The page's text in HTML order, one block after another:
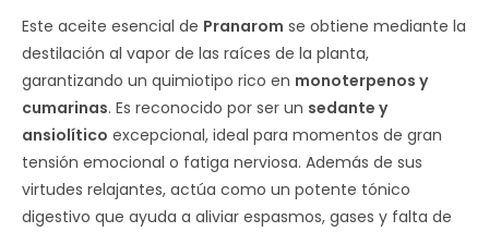
Este aceite esencial de Pranarom se obtiene mediante la
destilación al vapor de las raíces de la planta,
garantizando un quimiotipo rico en monoterpenos y
cumarinas. Es reconocido por ser un sedante y
ansiolítico excepcional, ideal para momentos de gran
tensión emocional o fatiga nerviosa. Además de sus
virtudes relajantes, actúa como un potente tónico
digestivo que ayuda a aliviar espasmos, gases y falta de